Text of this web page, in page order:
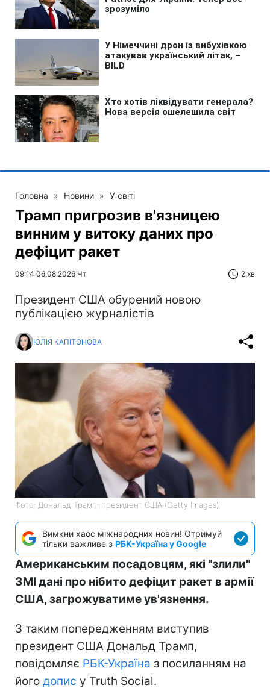
Головна » Новини » У світі
Трамп пригрозив в'язницею
винним у витоку даних про
дефіцит ракет
09:14 06.08.2026 Чт 2 хв
Президент США обурений новою
публікацією журналістів
ЮЛІЯ КАПІТОНОВА
Фото: Дональд Трамп, президент США (Getty Images)
Вимкни хаос міжнародних новин! Отримуй
тільки важливе з РБК-Україна у Google
Американським посадовцям, які "злили"
ЗМІ дані про нібито дефіцит ракет в армії
США, загрожуватиме ув'язнення.
З таким попередженням виступив
президент США Дональд Трамп,
повідомляє РБК-Україна з посиланням на
його допис у Truth Social.